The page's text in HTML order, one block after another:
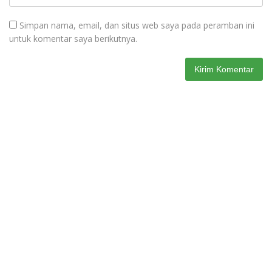
Simpan nama, email, dan situs web saya pada peramban ini
untuk komentar saya berikutnya.